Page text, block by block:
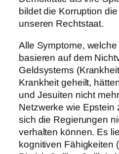
bildet die Korruption
unseren Rechtstaat.
Alle Symptome,
basieren auf dem
Geldsystems
Krankheit geheilt,
und Jesuiten nicht
Netzwerke wie Epstein
sich die Regierungen
verhalten können. Es
kognitiven Fähigkeiten